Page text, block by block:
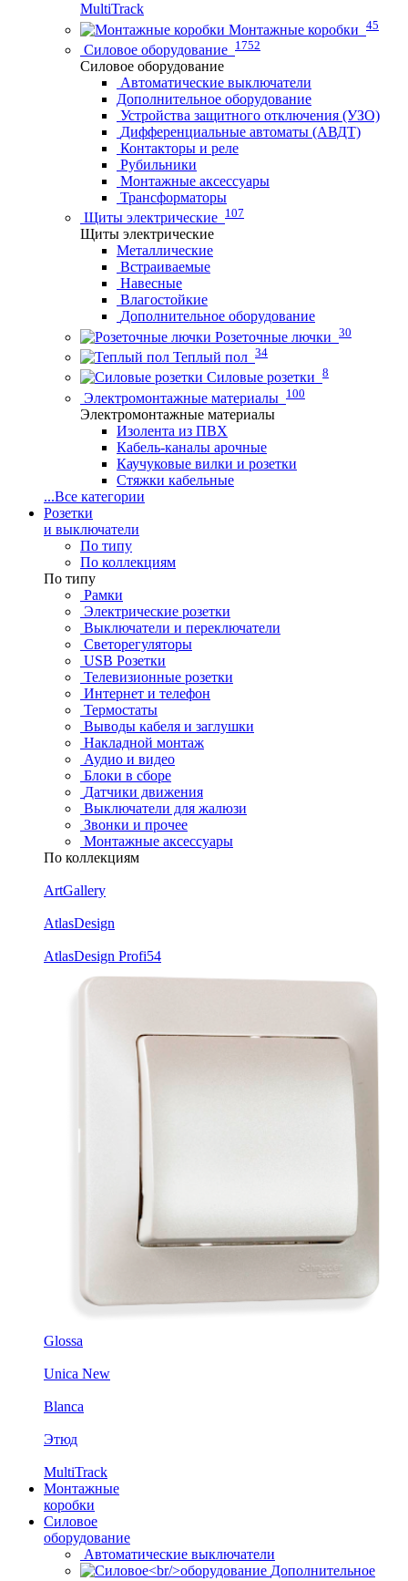
MultiTrack
Монтажные коробки 45
Силовое оборудование 1752
Силовое оборудование
Автоматические выключатели
Дополнительное оборудование
Устройства защитного отключения (УЗО)
Дифференциальные автоматы (АВДТ)
Контакторы и реле
Рубильники
Монтажные аксессуары
Трансформаторы
Щиты электрические 107
Щиты электрические
Металлические
Встраиваемые
Навесные
Влагостойкие
Дополнительное оборудование
Розеточные лючки 30
Теплый пол 34
Силовые розетки 8
Электромонтажные материалы 100
Электромонтажные материалы
Изолента из ПВХ
Кабель-каналы арочные
Каучуковые вилки и розетки
Стяжки кабельные
...Все категории
Розетки
и выключатели
По типу
По коллекциям
По типу
Рамки
Электрические розетки
Выключатели и переключатели
Светорегуляторы
USB Розетки
Телевизионные розетки
Интернет и телефон
Термостаты
Выводы кабеля и заглушки
Накладной монтаж
Аудио и видео
Блоки в сборе
Датчики движения
Выключатели для жалюзи
Звонки и прочее
Монтажные аксессуары
По коллекциям
ArtGallery
AtlasDesign
AtlasDesign Profi54
Glossa
Unica New
Blanca
Этюд
MultiTrack
Монтажные
коробки
Силовое
оборудование
Автоматические выключатели
Дополнительное